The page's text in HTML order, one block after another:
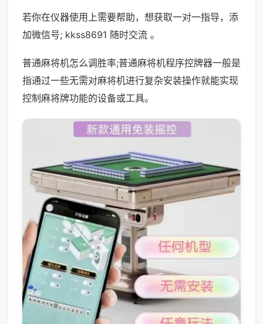
若你在仪器使用上需要帮助，想获取一对一指导，添
加微信号; kkss8691 随时交流 。
普通麻将机怎么调胜率;普通麻将机程序控牌器一般是
指通过一些无需对麻将机进行复杂安装操作就能实现
控制麻将牌功能的设备或工具。